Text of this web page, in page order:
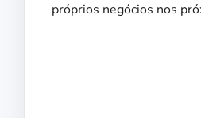
próprios negócios nos